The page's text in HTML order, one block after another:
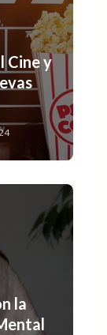
Cine y
la